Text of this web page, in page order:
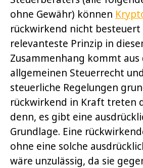
ohne Gewähr) können
rückwirkend nicht besteuert
relevanteste Prinzip in
Zusammenhang kommt aus
allgemeinen Steuerrecht
steuerliche Regelungen
rückwirkend in Kraft treten
denn, es gibt eine
Grundlage. Eine
ohne eine solche
wäre unzulässig, da sie